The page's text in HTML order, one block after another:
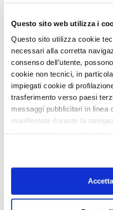
Questo sito web utilizza i
Questo sito utilizza cookie
necessari alla corretta
consenso dell’utente,
cookie non tecnici, in
impiegati cookie di
trasferimento verso paesi
messaggi pubblicitari in linea
manifestate durante la
scelte privacy sui cookie, ti
dell’informativa cookie.
Chiudendo il banner tramite la
dei soli cookie tecnici.